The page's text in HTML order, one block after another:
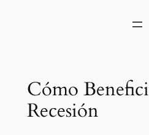
Cómo
Recesión